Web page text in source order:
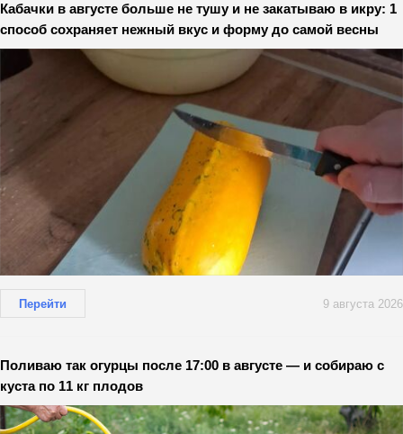
Кабачки в августе больше не тушу и не закатываю в икру: 1
способ сохраняет нежный вкус и форму до самой весны
Перейти 9 августа 2026
Поливаю так огурцы после 17:00 в августе — и собираю с
куста по 11 кг плодов